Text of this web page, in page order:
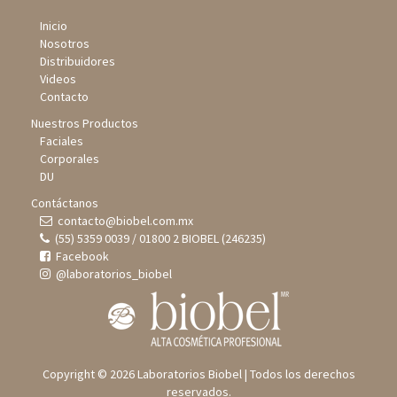
Inicio
Nosotros
Distribuidores
Videos
Contacto
Nuestros Productos
Faciales
Corporales
DU
Contáctanos
contacto@biobel.com.mx
(55) 5359 0039 / 01800 2 BIOBEL (246235)
Facebook
@laboratorios_biobel
Copyright © 2026 Laboratorios Biobel | Todos los derechos
reservados.